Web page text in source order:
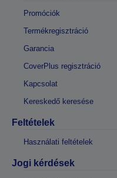
Promóciók
Termékregisztráció
Garancia
CoverPlus regisztráció
Kapcsolat
Kereskedő keresése
Feltételek
Használati feltételek
Jogi kérdések